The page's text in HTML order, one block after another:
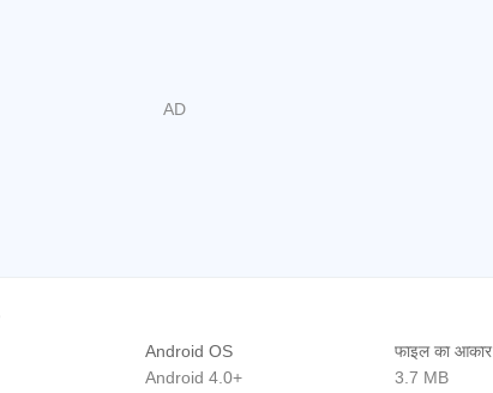
Android OS
Android 4.0+
फाइल का आकार
3.7 MB